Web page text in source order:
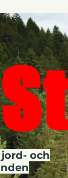
och